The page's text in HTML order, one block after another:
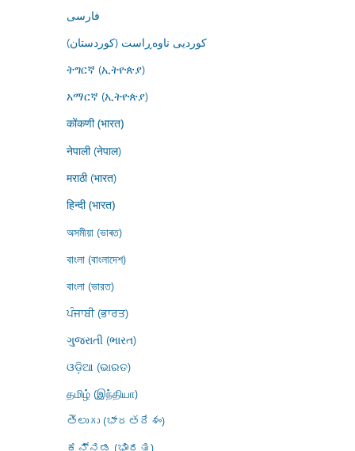
فارسى
کوردیی ناوەڕاست (کوردستان)
ትግርኛ (ኢትዮጵያ)
አማርኛ (ኢትዮጵያ)
कोंकणी (भारत)
नेपाली (नेपाल)
मराठी (भारत)
हिन्दी (भारत)
অসমীয়া (ভাৰত)
বাংলা (বাংলাদেশ)
বাংলা (ভারত)
ਪੰਜਾਬੀ (ਭਾਰਤ)
ગુજરાતી (ભારત)
ଓଡ଼ିଆ (ଭାରତ)
தமிழ் (இந்தியா)
తెలుగు (భారతదేశం)
ಕನ್ನಡ (ಭಾರತ)